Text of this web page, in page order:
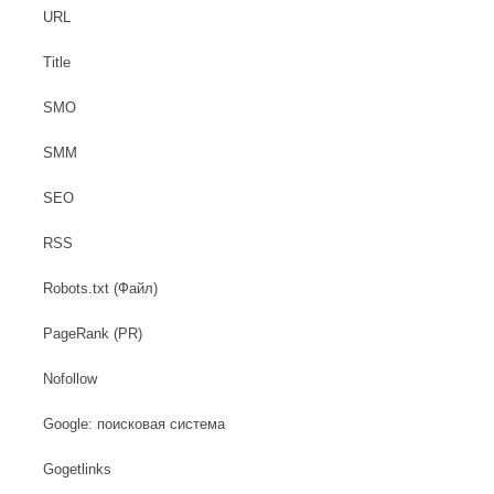
URL
Title
SMO
SMM
SEO
RSS
Robots.txt (Файл)
PageRank (PR)
Nofollow
Google: поисковая система
Gogetlinks